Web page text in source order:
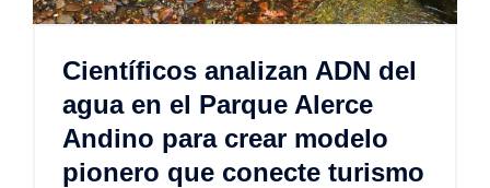
Científicos analizan ADN del
agua en el Parque Alerce
Andino para crear modelo
pionero que conecte turismo